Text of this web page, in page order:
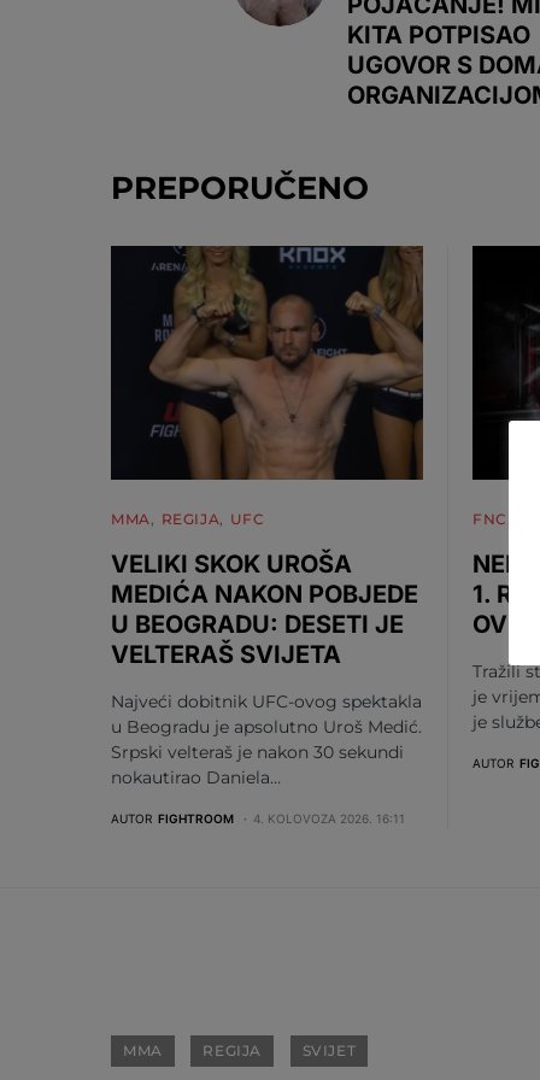
KITA POTPISAO
UGOVOR S
PREPORUČENO
MMA REGIJA UFC
VELIKI SKOK UROŠA
MEDIĆA NAKON POBJEDE
U BEOGRADU: DESETI JE
VELTERAŠ SVIJETA
Najveći dobitnik UFC-ovog spektakla
u Beogradu je apsolutno Uroš Medić.
Srpski velteraš je nakon 30 sekundi
nokautirao Daniela…
AUTOR FIGHTROOM 4. KOLOVOZA 2026. 16:11
FNC
1.
OV
Tražili
je
je
AUTOR
MMA REGIJA SVIJET